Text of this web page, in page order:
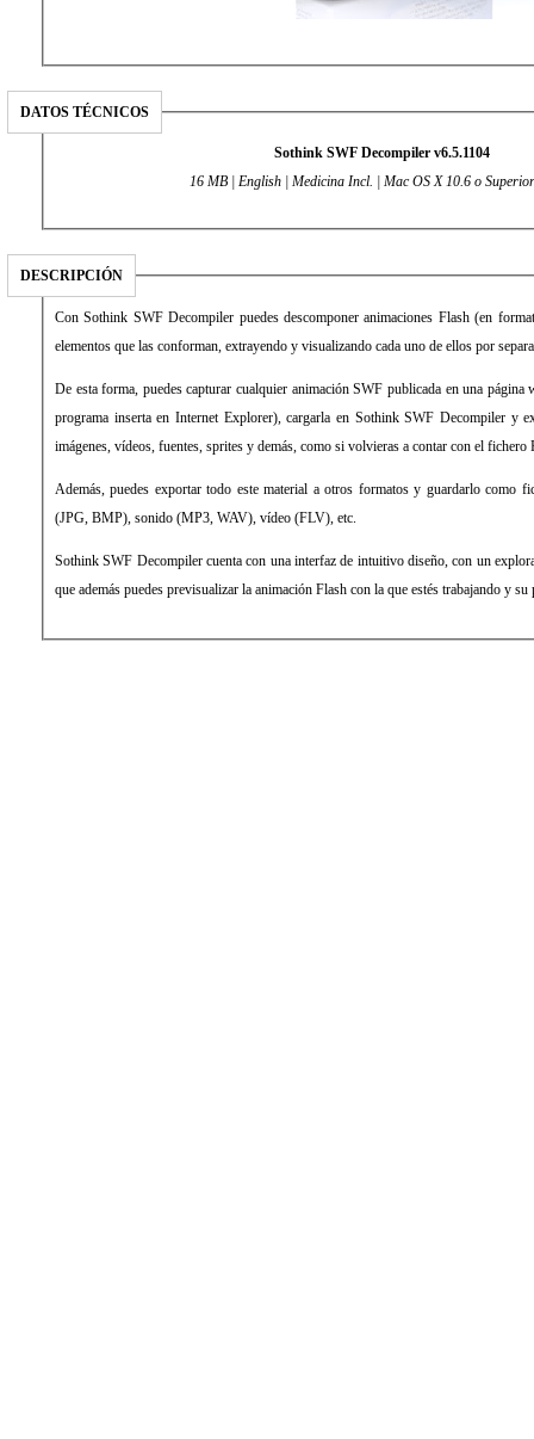
DATOS TÉCNICOS
Sothink SWF Decompiler v6.5.1104
16 MB | English | Medicina Incl. | Mac OS X 10.6 o
DESCRIPCIÓN
Con Sothink SWF Decompiler puedes descomponer animaciones Flash (en
elementos que las conforman, extrayendo y visualizando cada uno de ellos por
De esta forma, puedes capturar cualquier animación SWF publicada en una
programa inserta en Internet Explorer), cargarla en Sothink SWF Decompiler y
imágenes, vídeos, fuentes, sprites y demás, como si volvieras a contar con el
Además, puedes exportar todo este material a otros formatos y guardarlo como
(JPG, BMP), sonido (MP3, WAV), vídeo (FLV), etc.
Sothink SWF Decompiler cuenta con una interfaz de intuitivo diseño, con un
que además puedes previsualizar la animación Flash con la que estés trabajando y